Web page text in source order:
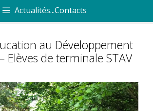
Actualités...Contacts
au Développement
Elèves de terminale STAV